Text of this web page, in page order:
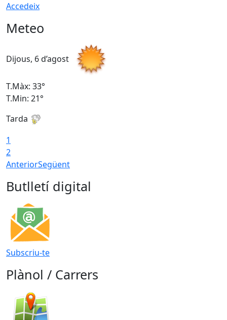
Accedeix
Meteo
Dijous, 6 d’agost
T.Màx: 33°
T.Min: 21°
Tarda
1
2
AnteriorSegüent
Butlletí digital
Subscriu-te
Plànol / Carrers